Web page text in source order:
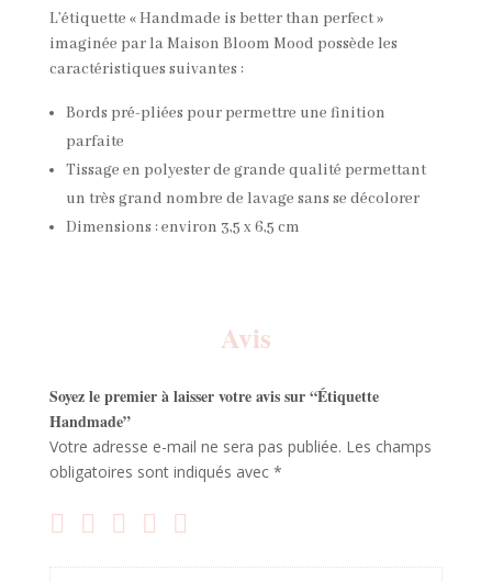
L’étiquette « Handmade is better than perfect »
imaginée par la Maison Bloom Mood possède les
caractéristiques suivantes :
Bords pré-pliées pour permettre une finition
parfaite
Tissage en polyester de grande qualité permettant
un très grand nombre de lavage sans se décolorer
Dimensions : environ 3,5 x 6,5 cm
Avis
Soyez le premier à laisser votre avis sur “Étiquette
Handmade”
Votre adresse e-mail ne sera pas publiée. Les champs
obligatoires sont indiqués avec *